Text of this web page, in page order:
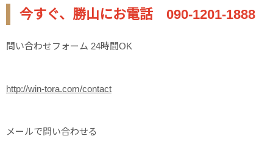
今すぐ、勝山にお電話 090-1201-1888
問い合わせフォーム 24時間OK
http://win-tora.com/contact
メールで問い合わせる